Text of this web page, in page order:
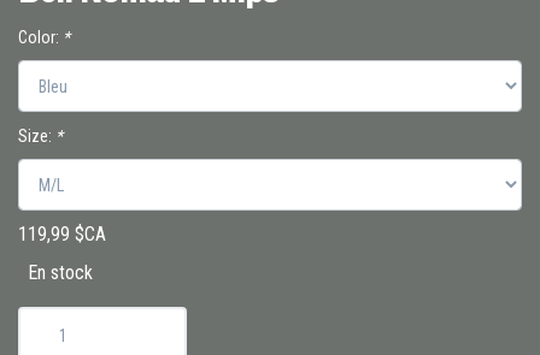
Color: *
Size: *
119,99 $CA
En stock